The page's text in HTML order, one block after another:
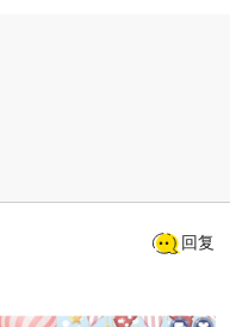
回复